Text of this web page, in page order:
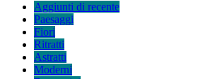
Aggiunti di recente
Paesaggi
Fiori
Ritratti
Astratti
Moderni